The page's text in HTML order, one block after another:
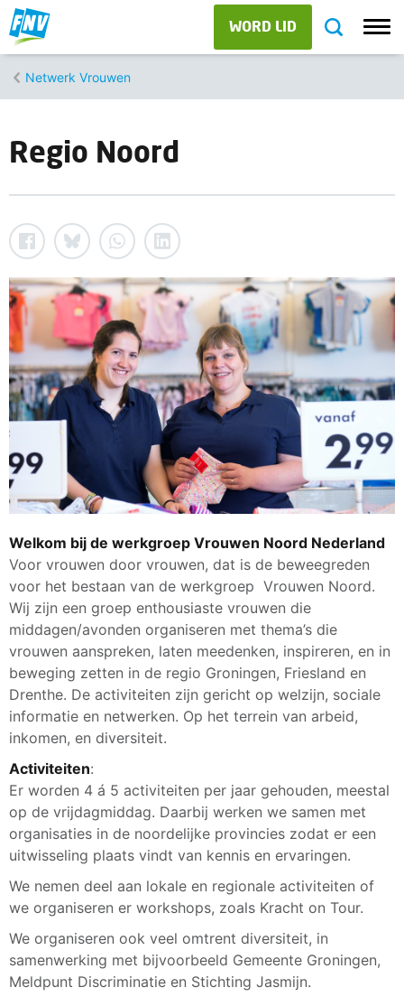
WORD LID
Netwerk Vrouwen
Regio Noord
Welkom bij de werkgroep Vrouwen Noord Nederland
Voor vrouwen door vrouwen, dat is de beweegreden
voor het bestaan van de werkgroep Vrouwen Noord.
Wij zijn een groep enthousiaste vrouwen die
middagen/avonden organiseren met thema’s die
vrouwen aanspreken, laten meedenken, inspireren, en in
beweging zetten in de regio Groningen, Friesland en
Drenthe. De activiteiten zijn gericht op welzijn, sociale
informatie en netwerken. Op het terrein van arbeid,
inkomen, en diversiteit.
Activiteiten:
Er worden 4 á 5 activiteiten per jaar gehouden, meestal
op de vrijdagmiddag. Daarbij werken we samen met
organisaties in de noordelijke provincies zodat er een
uitwisseling plaats vindt van kennis en ervaringen.
We nemen deel aan lokale en regionale activiteiten of
we organiseren er workshops, zoals Kracht on Tour.
We organiseren ook veel omtrent diversiteit, in
samenwerking met bijvoorbeeld Gemeente Groningen,
Meldpunt Discriminatie en Stichting Jasmijn.